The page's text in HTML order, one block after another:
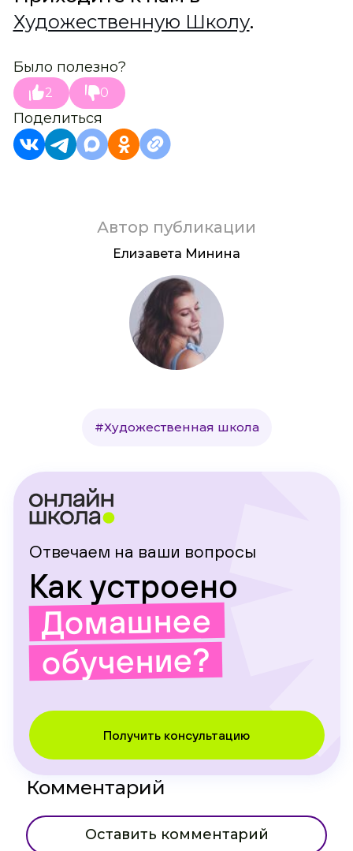
Художественную Школу.
Было полезно?
2 0
Поделиться
Автор публикации
Елизавета Минина
#Художественная школа
Отвечаем на ваши вопросы
Как устроено
Домашнее
обучение?
Получить консультацию
Комментарий
Оставить комментарий